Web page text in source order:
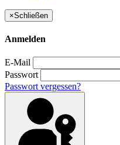
×Schließen
Anmelden
E-Mail
Passwort
Passwort vergessen?